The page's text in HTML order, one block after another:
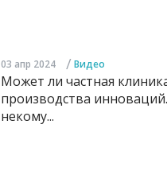
03 апр 2024 / Видео
Может ли частная
производства
некому...